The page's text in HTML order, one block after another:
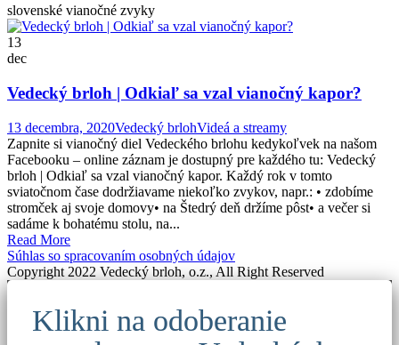
slovenské vianočné zvyky
13
dec
Vedecký brloh | Odkiaľ sa vzal vianočný kapor?
13 decembra, 2020Vedecký brlohVideá a streamy
Zapnite si vianočný diel Vedeckého brlohu kedykoľvek na našom
Facebooku – online záznam je dostupný pre každého tu: Vedecký
brloh | Odkiaľ sa vzal vianočný kapor. Každý rok v tomto
sviatočnom čase dodržiavame niekoľko zvykov, napr.: • zdobíme
stromček aj svoje domovy• na Štedrý deň držíme pôst• a večer si
sadáme k bohatému stolu, na...
Read More
Súhlas so spracovaním osobných údajov
Copyright 2022 Vedecký brloh, o.z., All Right Reserved
Klikni na odoberanie